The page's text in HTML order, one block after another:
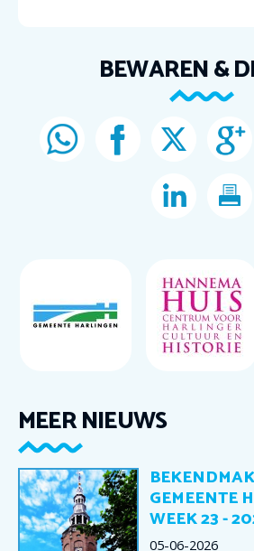
BEWAREN &
MEER NIEUWS
GEMEENTE
WEEK 23 -
05-06-2026